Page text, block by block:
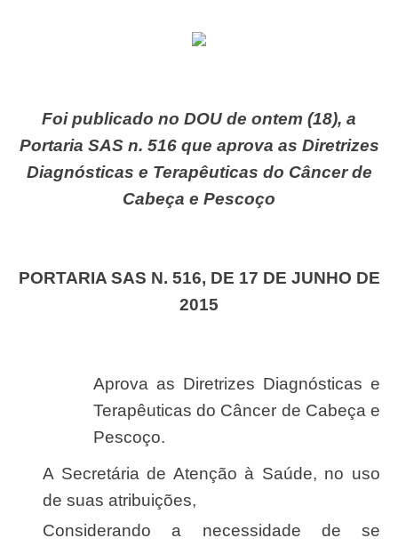
Foi publicado no DOU de ontem (18), a
Portaria SAS n. 516 que aprova as Diretrizes
Diagnósticas e Terapêuticas do Câncer de
Cabeça e Pescoço
PORTARIA SAS N. 516, DE 17 DE JUNHO DE
2015
Aprova as Diretrizes Diagnósticas e
Terapêuticas do Câncer de Cabeça e
Pescoço.
A Secretária de Atenção à Saúde, no uso
de suas atribuições,
Considerando a necessidade de se